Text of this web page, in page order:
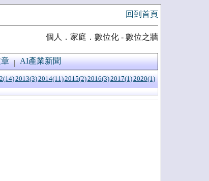
回到首頁
個人．家庭．數位化 - 數位之牆
AI產業新聞
2013(3)2014(11)2015(2)2016(3)2017(1)2020(1)